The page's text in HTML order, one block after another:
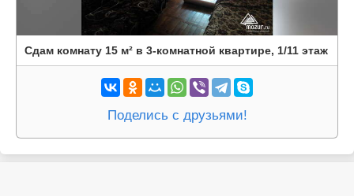
Сдам комнату 15 м² в 3-комнатной квартире, 1/11 этаж
Поделись с друзьями!